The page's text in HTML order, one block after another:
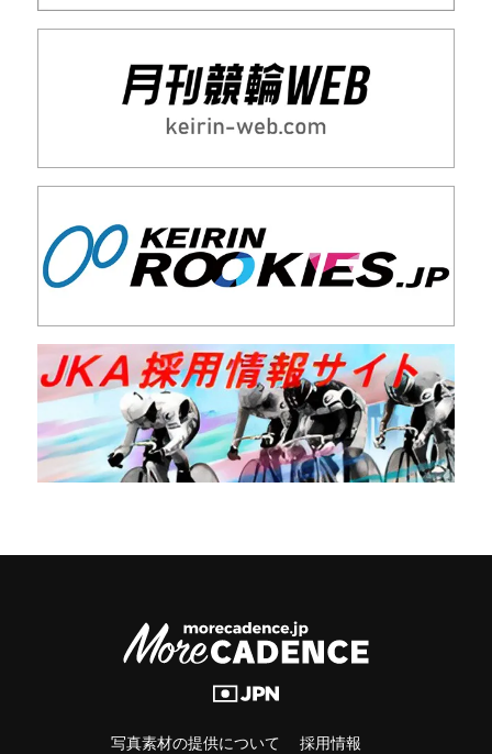
写真素材の提供について 採用情報